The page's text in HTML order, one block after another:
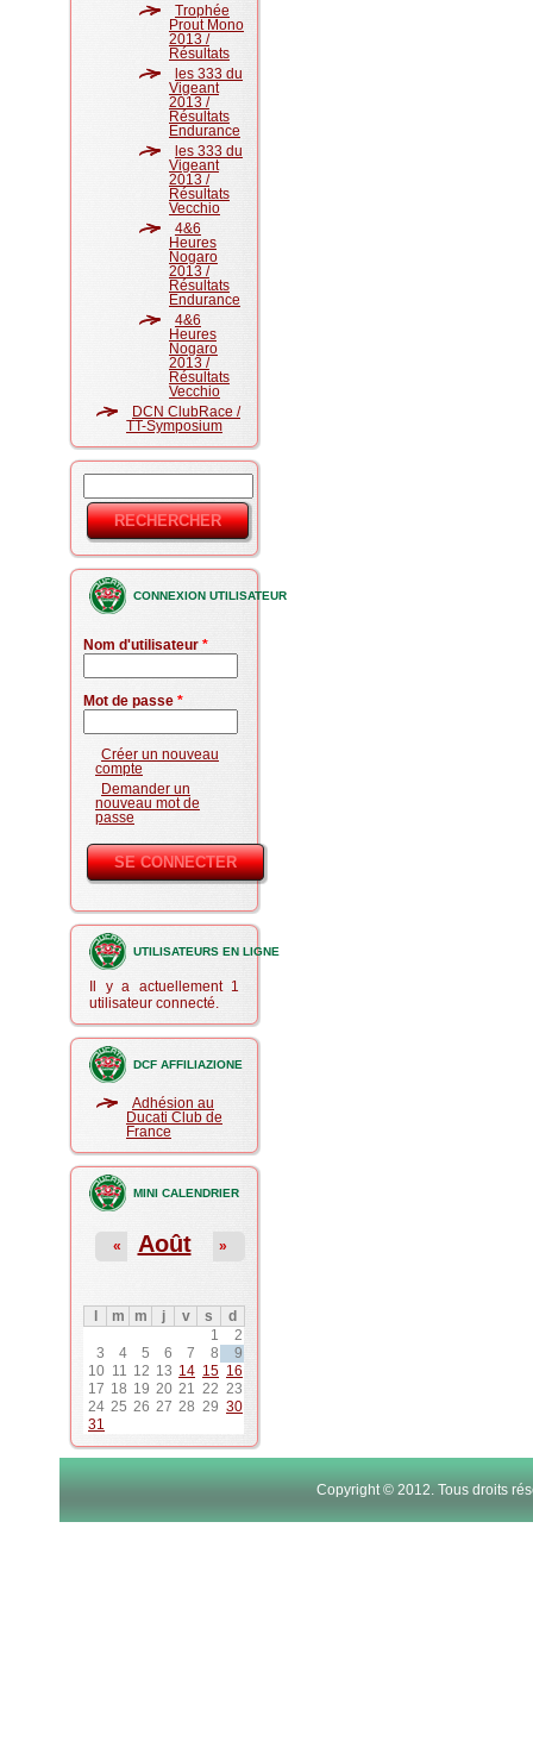
Trophée
Prout Mono
2013 /
Résultats
les 333 du
Vigeant
2013 /
Résultats
Endurance
les 333 du
Vigeant
2013 /
Résultats
Vecchio
4&6
Heures
Nogaro
2013 /
Résultats
Endurance
4&6
Heures
Nogaro
2013 /
Résultats
Vecchio
DCN ClubRace /
TT-Symposium
Formulaire
de
recherche
CONNEXION UTILISATEUR
Nom d'utilisateur *
Mot de passe *
Créer un nouveau
compte
Demander un
nouveau mot de
passe
UTILISATEURS EN LIGNE
Il y a actuellement 1
utilisateur connecté.
DCF AFFILIAZIONE
Adhésion au
Ducati Club de
France
MINI CALENDRIER
Août
« »
m m j v s
d
1
2
3
4 5 6 7 8
9
10 11 12 13 14 15 16
17 18 19 20 21 22 23
24 25 26 27 28 29 30
31
Copyright © 2012. Tous droits